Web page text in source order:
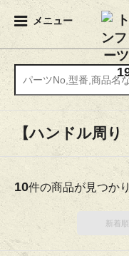
メニュー
【ハンドル周り
10件の商品が見つか
新着順